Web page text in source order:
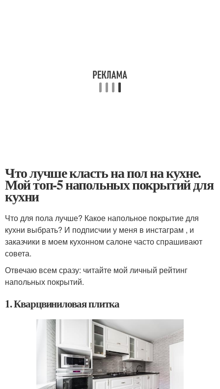
Что лучше класть на пол на кухне.
Мой топ-5 напольных покрытий для
кухни
Что для пола лучше? Какое напольное покрытие для
кухни выбрать? И подписчии у меня в инстаграм , и
заказчики в моем кухонном салоне часто спрашивают
совета.
Отвечаю всем сразу: читайте мой личный рейтинг
напольных покрытий.
1. Кварцвиниловая плитка